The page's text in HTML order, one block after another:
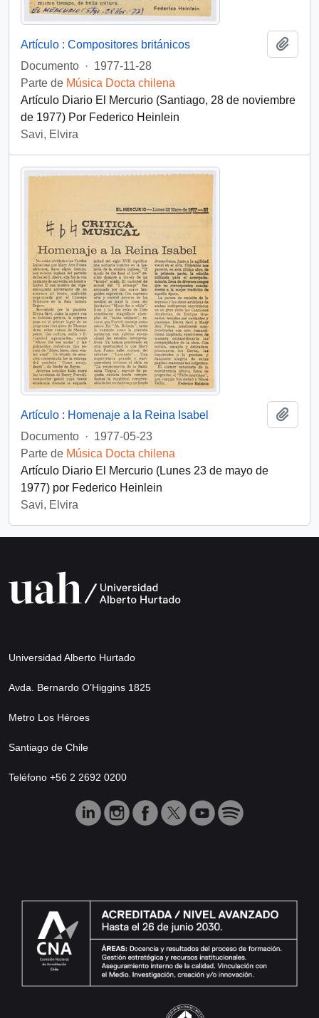
Artículo : Compositores británicos
Documento · 1977-11-28
Parte de Música Docta chilena
Artículo Diario El Mercurio (Santiago, 28 de noviembre
de 1977) Por Federico Heinlein
Savi, Elvira
Artículo : Homenaje a la Reina Isabel
Documento · 1977-05-23
Parte de Música Docta chilena
Artículo Diario El Mercurio (Lunes 23 de mayo de
1977) por Federico Heinlein
Savi, Elvira
Universidad Alberto Hurtado
Avda. Bernardo O’Higgins 1825
Metro Los Héroes
Santiago de Chile
Teléfono +56 2 2692 0200